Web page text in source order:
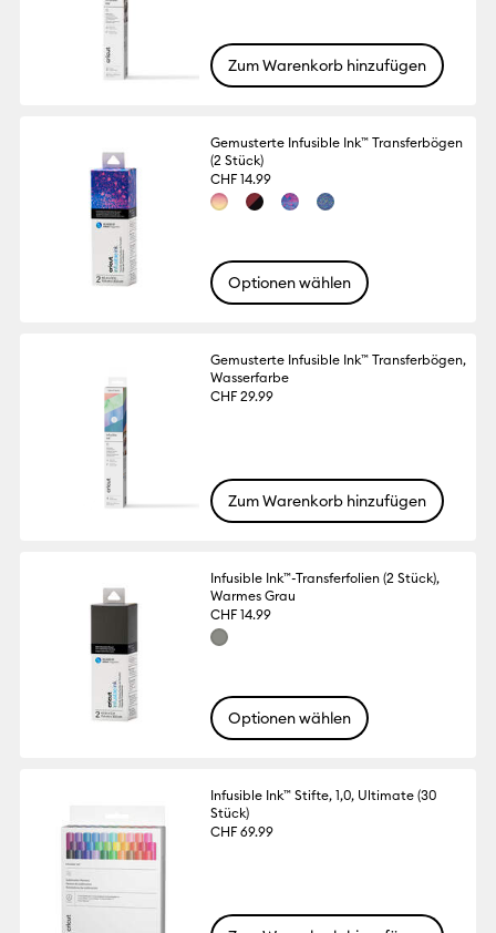
Zum Warenkorb hinzufügen
Gemusterte Infusible Ink™ Transferbögen
(2 Stück)
CHF 14.99
Optionen wählen
Gemusterte Infusible Ink™ Transferbögen,
Wasserfarbe
CHF 29.99
Zum Warenkorb hinzufügen
Infusible Ink™-Transferfolien (2 Stück),
Warmes Grau
CHF 14.99
Optionen wählen
Infusible Ink™ Stifte, 1,0, Ultimate (30
Stück)
CHF 69.99